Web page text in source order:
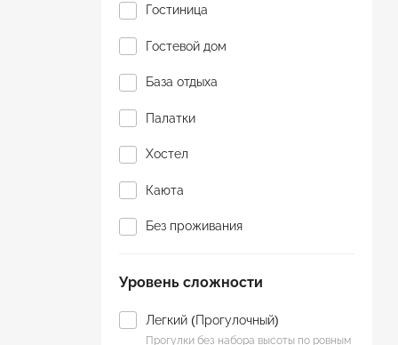
Парапланы
Пляжный отдых
Гостиница
Гостевой дом
База отдыха
Палатки
Хостел
Каюта
Без проживания
Уровень сложности
Легкий (Прогулочный)
Прогулки без набора высоты по ровным